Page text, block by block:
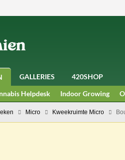
GALLERIES
420SHOP
Helpdesk Indoor Growing
Micro Kweekruimte Micro